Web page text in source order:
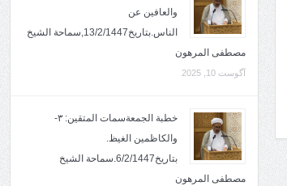
والعافين عن
الناس.بتاريخ13/2/1447,سماحة الشيخ
مصطفى المرهون
آگوست 10, 2025
خطبة الجمعةسمات المتقين: ٣-
والكاظمين الغيظ.
بتاريخ6/2/1447.سماحة الشيخ
مصطفى المرهون